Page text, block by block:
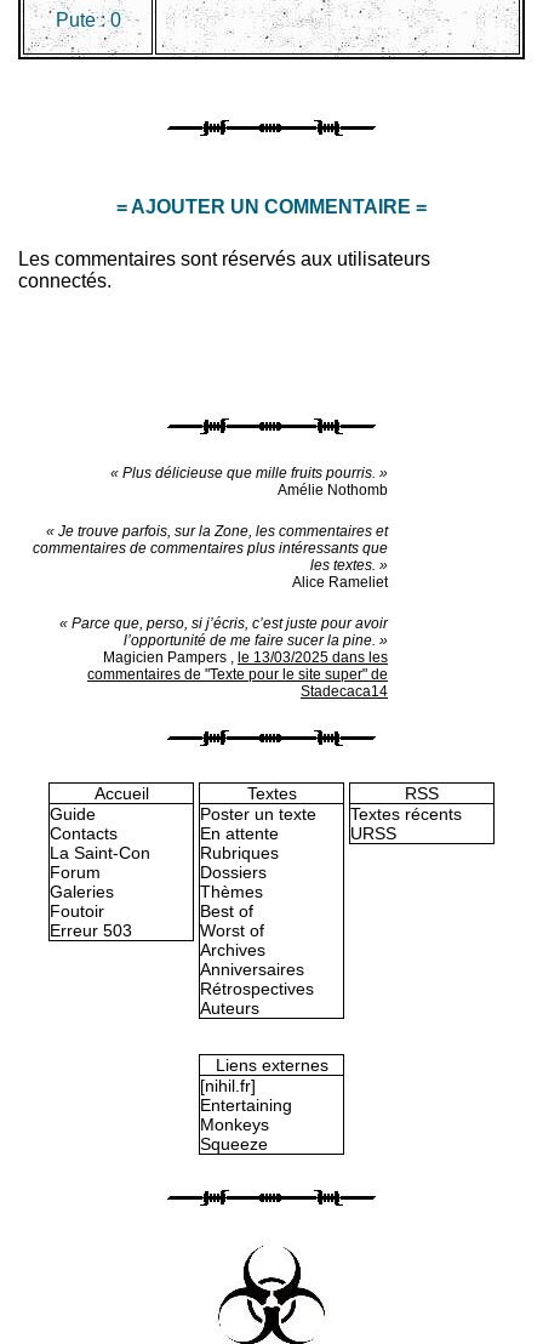
Pute :0
= AJOUTER UN COMMENTAIRE =
Les commentaires sont réservés aux utilisateurs
connectés.
« Plus délicieuse que mille fruits pourris. »
Amélie Nothomb
« Je trouve parfois, sur la Zone, les commentaires et
commentaires de commentaires plus intéressants que
les textes. »
Alice Rameliet
« Parce que, perso, si j’écris, c’est juste pour avoir
l’opportunité de me faire sucer la pine. »
Magicien Pampers , le 13/03/2025 dans les
commentaires de "Texte pour le site super" de
Stadecaca14
Accueil
Guide
Contacts
La Saint-Con
Forum
Galeries
Foutoir
Erreur 503
Textes
Poster un texte
En attente
Rubriques
Dossiers
Thèmes
Best of
Worst of
Archives
Anniversaires
Rétrospectives
Auteurs
RSS
Textes récents
URSS
Liens externes
[nihil.fr]
Entertaining
Monkeys
Squeeze